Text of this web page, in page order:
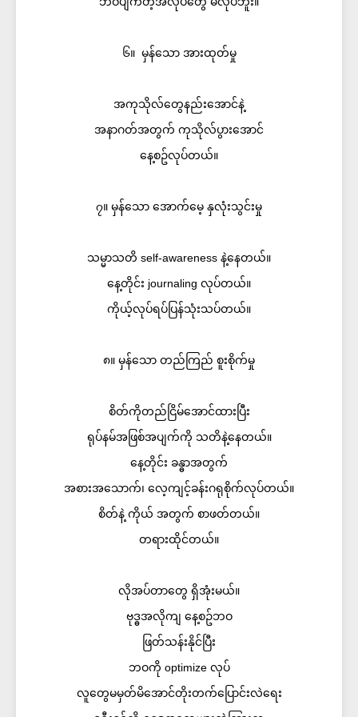
၆။ မှန်သော အားထုတ်မှု
အကုသိုလ်တွေနည်းအောင်နဲ့
အနာဂတ်အတွက် ကုသိုလ်ပွားအောင်
နေ့စဥ်လုပ်တယ်။
၇။ မှန်သော အောက်မေ့ နှလုံးသွင်းမှု
သမ္မာသတိ self-awareness နဲ့နေတယ်။
နေ့တိုင်း journaling လုပ်တယ်။
ကိုယ့်လုပ်ရပ်ပြန်သုံးသပ်တယ်။
၈။ မှန်သော တည်ကြည် စူးစိုက်မှု
စိတ်ကိုတည်ငြိမ်အောင်ထားပြီး
ရုပ်နမ်အဖြစ်အပျက်ကို သတိနဲ့နေတယ်။
နေ့တိုင်း ခန္ဓာအတွက်
အစားအသောက်၊ လေ့ကျင့်ခန်းဂရုစိုက်လုပ်တယ်။
စိတ်နဲ့ ကိုယ် အတွက် စာဖတ်တယ်။
တရားထိုင်တယ်။
လိုအပ်တာတွေ ရှိအုံးမယ်။
ဗုဒ္ဓအလိုကျ နေ့စဥ်ဘဝ
ဖြတ်သန်းနိုင်ပြီး
ဘဝကို optimize လုပ်
လူတွေမမှတ်မိအောင်တိုးတက်ပြောင်းလဲရေး